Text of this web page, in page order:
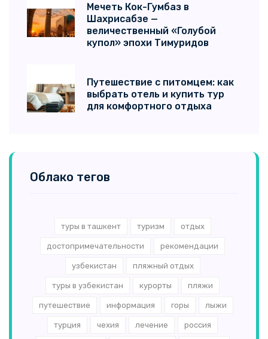
Мечеть Кок-Гумбаз в
Шахрисабзе —
величественный «Голубой
купол» эпохи Тимуридов
Путешествие с питомцем: как
выбрать отель и купить тур
для комфортного отдыха
Облако тегов
туры в ташкент туризм отдых
достопримечательности рекомендации
узбекистан пляжный отдых
туры в узбекистан курорты пляжи
путешествие информация горы лыжи
турция чехия лечение россия